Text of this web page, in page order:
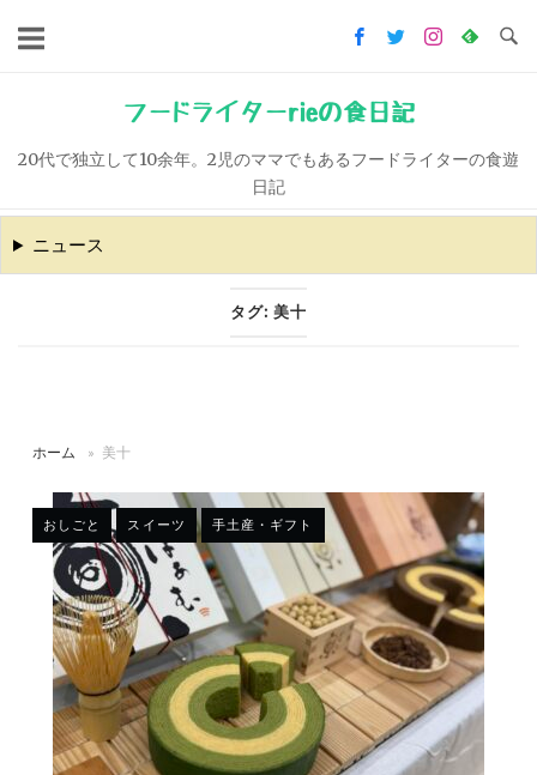
キ
ッ
フードライターrieの食日記
20代で独立して10余年。2児のママでもあるフードライターの食遊
日記
ニュース
タグ: 美十
ホーム » 美十
おしごと スイーツ 手土産・ギフト